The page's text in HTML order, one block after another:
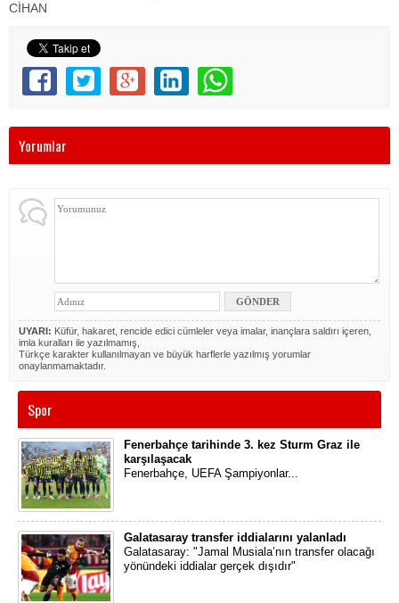
CİHAN
Yorumlar
UYARI: Küfür, hakaret, rencide edici cümleler veya imalar, inançlara saldırı içeren,
imla kuralları ile yazılmamış,
Türkçe karakter kullanılmayan ve büyük harflerle yazılmış yorumlar
onaylanmamaktadır.
Spor
Fenerbahçe tarihinde 3. kez Sturm Graz ile
karşılaşacak
Fenerbahçe, UEFA Şampiyonlar...
Galatasaray transfer iddialarını yalanladı
Galatasaray: "Jamal Musiala’nın transfer olacağı
yönündeki iddialar gerçek dışıdır"